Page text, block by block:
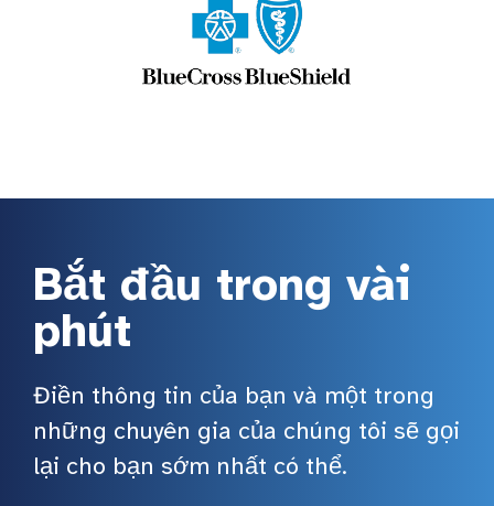
Bắt đầu trong vài
phút
Điền thông tin của bạn và một trong
những chuyên gia của chúng tôi sẽ gọi
lại cho bạn sớm nhất có thể.